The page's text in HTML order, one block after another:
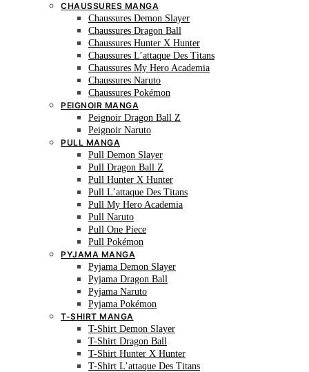
CHAUSSURES MANGA
Chaussures Demon Slayer
Chaussures Dragon Ball
Chaussures Hunter X Hunter
Chaussures L’attaque Des Titans
Chaussures My Hero Academia
Chaussures Naruto
Chaussures Pokémon
PEIGNOIR MANGA
Peignoir Dragon Ball Z
Peignoir Naruto
PULL MANGA
Pull Demon Slayer
Pull Dragon Ball Z
Pull Hunter X Hunter
Pull L’attaque Des Titans
Pull My Hero Academia
Pull Naruto
Pull One Piece
Pull Pokémon
PYJAMA MANGA
Pyjama Demon Slayer
Pyjama Dragon Ball
Pyjama Naruto
Pyjama Pokémon
T-SHIRT MANGA
T-Shirt Demon Slayer
T-Shirt Dragon Ball
T-Shirt Hunter X Hunter
T-Shirt L’attaque Des Titans